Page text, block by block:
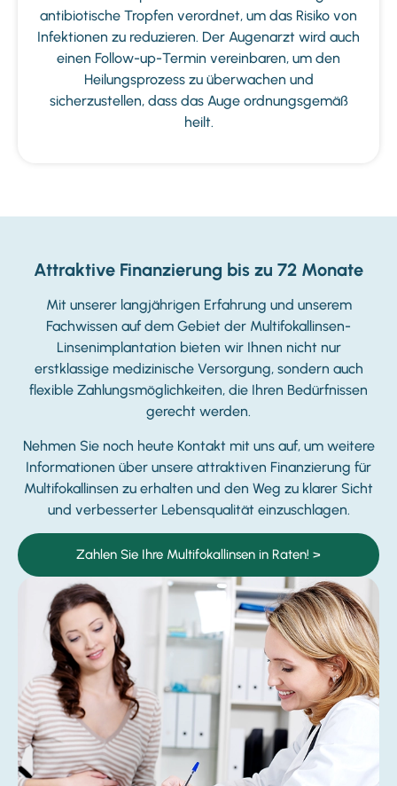
antibiotische Tropfen verordnet, um das Risiko von
Infektionen zu reduzieren. Der Augenarzt wird auch
einen Follow-up-Termin vereinbaren, um den
Heilungsprozess zu überwachen und
sicherzustellen, dass das Auge ordnungsgemäß
heilt.
Attraktive Finanzierung bis zu 72 Monate
Mit unserer langjährigen Erfahrung und unserem
Fachwissen auf dem Gebiet der Multifokallinsen-
Linsenimplantation bieten wir Ihnen nicht nur
erstklassige medizinische Versorgung, sondern auch
flexible Zahlungsmöglichkeiten, die Ihren Bedürfnissen
gerecht werden.
Nehmen Sie noch heute Kontakt mit uns auf, um weitere
Informationen über unsere attraktiven Finanzierung für
Multifokallinsen zu erhalten und den Weg zu klarer Sicht
und verbesserter Lebensqualität einzuschlagen.
Zahlen Sie Ihre Multifokallinsen in Raten! >